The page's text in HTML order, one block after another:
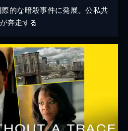
的な暗殺事件に発展。公私共
奔走する